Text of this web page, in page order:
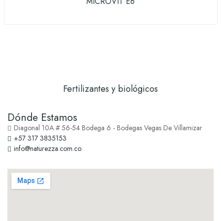
Fertilizantes y biológicos
Dónde Estamos
Diagonal 10A # 56-54 Bodega 6 - Bodegas Vegas De Villamizar
+57 317 3835153
info@naturezza.com.co